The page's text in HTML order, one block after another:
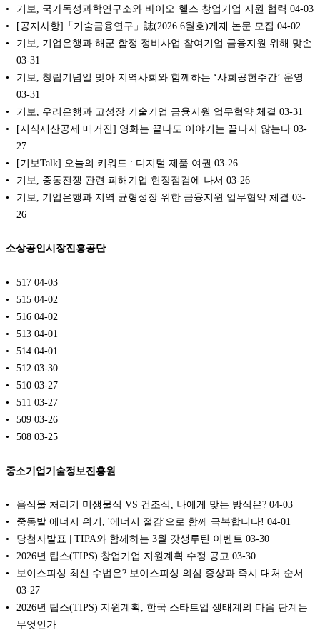
기보, 국가독성과학연구소와 바이오·헬스 창업기업 지원 협력 04-03
[공지사항]「기술금융연구」誌(2026.6월호)게재 논문 모집 04-02
기보, 기업은행과 해군 함정 정비사업 참여기업 금융지원 위해 맞손
03-31
기보, 창립기념일 맞아 지역사회와 함께하는 ‘사회공헌주간’ 운영
03-31
기보, 우리은행과 고성장 기술기업 금융지원 업무협약 체결 03-31
[지식재산공제 매거진] 영화는 끝나도 이야기는 끝나지 않는다 03-
27
[기보Talk] 오늘의 키워드 : 디지털 제품 여권 03-26
기보, 중동전쟁 관련 피해기업 현장점검에 나서 03-26
기보, 기업은행과 지역 균형성장 위한 금융지원 업무협약 체결 03-
26
소상공인시장진흥공단
517 04-03
515 04-02
516 04-02
513 04-01
514 04-01
512 03-30
510 03-27
511 03-27
509 03-26
508 03-25
중소기업기술정보진흥원
음식물 처리기 미생물식 VS 건조식, 나에게 맞는 방식은? 04-03
중동발 에너지 위기, '에너지 절감'으로 함께 극복합니다! 04-01
당첨자발표 | TIPA와 함께하는 3월 갓생루틴 이벤트 03-30
2026년 팁스(TIPS) 창업기업 지원계획 수정 공고 03-30
보이스피싱 최신 수법은? 보이스피싱 의심 증상과 즉시 대처 순서
03-27
2026년 팁스(TIPS) 지원계획, 한국 스타트업 생태계의 다음 단계는
무엇인가